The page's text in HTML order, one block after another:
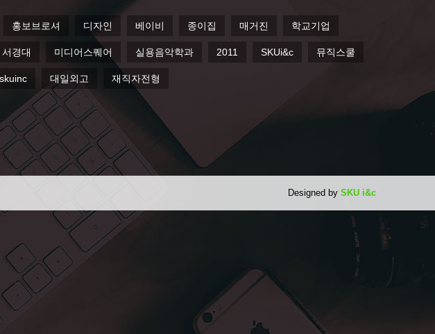
홍보브로셔 디자인 베이비 종이집 매거진 학교기업
서경대 미디어스퀘어 실용음악학과 2011 SKUi&c 뮤직스쿨
skuinc 대일외고 재직자전형
Designed by SKU i&c